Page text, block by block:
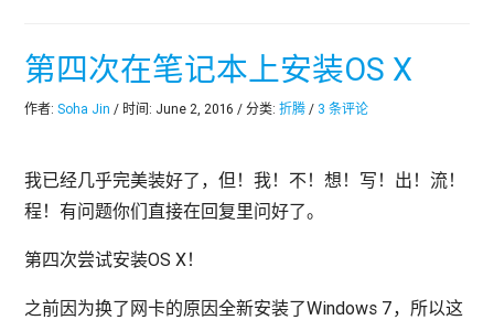
第四次在笔记本上安装OS X
作者:Soha Jin / 时间: June 2, 2016 / 分类:折腾 / 3 条评论
我已经几乎完美装好了，但！我！不！想！写！出！流！
程！有问题你们直接在回复里问好了。
第四次尝试安装OS X！
之前因为换了网卡的原因全新安装了Windows 7，所以这